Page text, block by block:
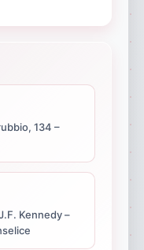
134 –
Kennedy –